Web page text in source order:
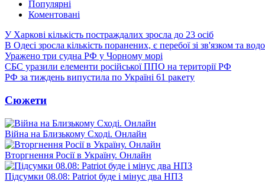
Популярні
Коментовані
У Харкові кількість постраждалих зросла до 23 осіб
В Одесі зросла кількість поранених, є перебої зі зв'язком та
Уражено три судна РФ у Чорному морі
СБС уразили елементи російської ППО на території РФ
РФ за тиждень випустила по Україні 61 ракету
Сюжети
Війна на Близькому Сході. Онлайн
Вторгнення Росії в Україну. Онлайн
Підсумки 08.08: Patriot буде і мінус два НПЗ